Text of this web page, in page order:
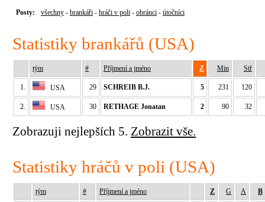
Posty: všechny - brankáři - hráči v poli - obránci - útočníci
Statistiky brankářů (USA)
tým # Příjmení a jméno Z Min Stř
1. USA 29 SCHREIB B.J. 5 231 120
2. USA 30 RETHAGE Jonatan 2 90 32
Zobrazuji nejlepších 5. Zobrazit vše.
Statistiky hráčů v poli (USA)
tým # Příjmení a jméno Z G A B